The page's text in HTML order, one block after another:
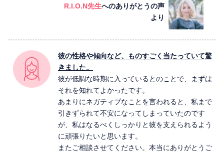
R.I.O.N先生へのありがとうの声
より
彼の性格や傾向など、ものすごく当たっていて驚
きました。
彼が低調な時期に入っているとのことで、まずは
それを知れてよかったです。
あまりにネガティブなことを言われると、私まで
引きずられて不安になってしまっていたのです
が、私はなるべくしっかりと彼を支えられるよう
に頑張りたいと思います。
またご相談させてください。本当にありがとうご